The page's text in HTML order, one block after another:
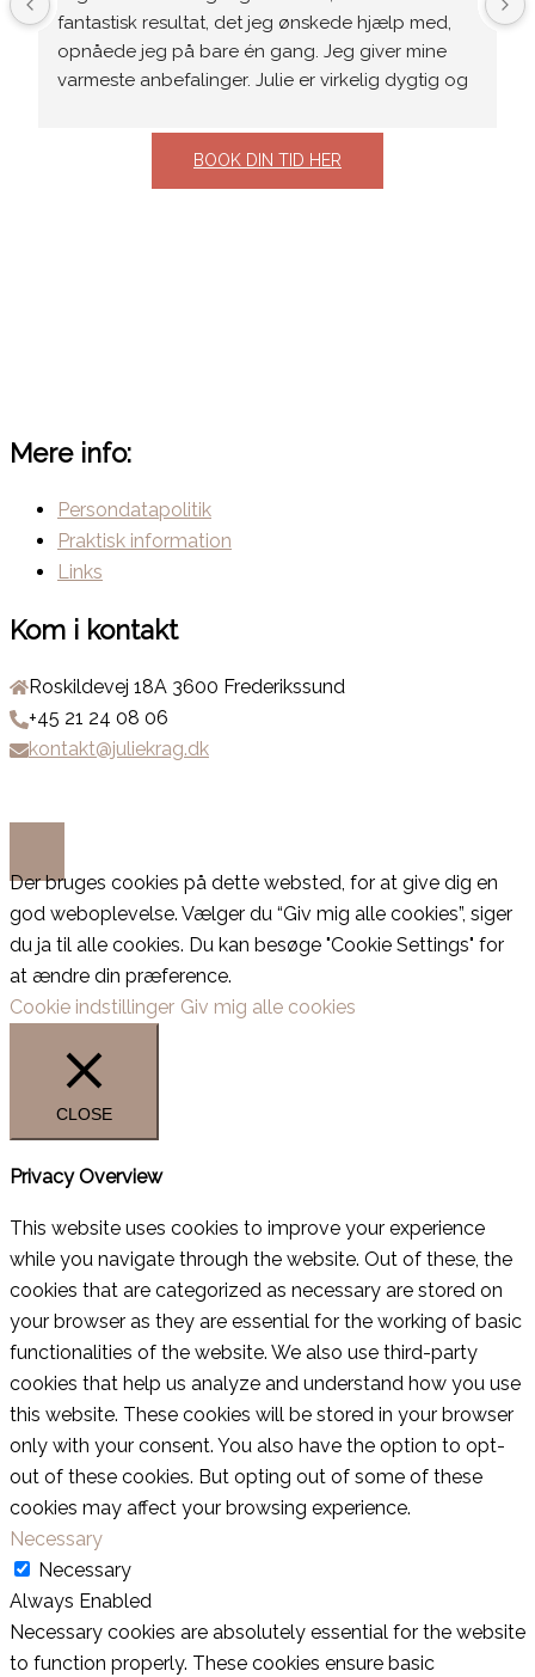
fantastisk resultat, det jeg ønskede hjælp med,
opnåede jeg på bare én gang. Jeg giver mine
varmeste anbefalinger. Julie er virkelig dygtig og
BOOK DIN TID HER
Mere info:
Persondatapolitik
Praktisk information
Links
Kom i kontakt
Roskildevej 18A 3600 Frederikssund
+45 21 24 08 06
kontakt@juliekrag.dk
Der bruges cookies på dette websted, for at give dig en
god weboplevelse. Vælger du “Giv mig alle cookies”, siger
du ja til alle cookies. Du kan besøge "Cookie Settings" for
at ændre din præference.
Cookie indstillinger Giv mig alle cookies
CLOSE
Privacy Overview
This website uses cookies to improve your experience
while you navigate through the website. Out of these, the
cookies that are categorized as necessary are stored on
your browser as they are essential for the working of basic
functionalities of the website. We also use third-party
cookies that help us analyze and understand how you use
this website. These cookies will be stored in your browser
only with your consent. You also have the option to opt-
out of these cookies. But opting out of some of these
cookies may affect your browsing experience.
Necessary
Necessary
Always Enabled
Necessary cookies are absolutely essential for the website
to function properly. These cookies ensure basic